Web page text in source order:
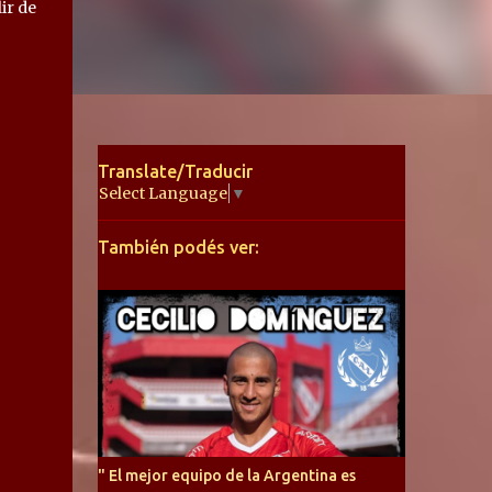
de
Translate/Traducir
Select Language ▼
También podés ver:
" El mejor equipo de la Argentina es